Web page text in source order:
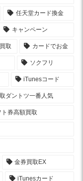
任天堂カード換金
キャンペーン
取 カードでお金
ソクフリ
iTunesコード
ダントツ一番人気
券高額買取
金券買取EX
iTunesカード